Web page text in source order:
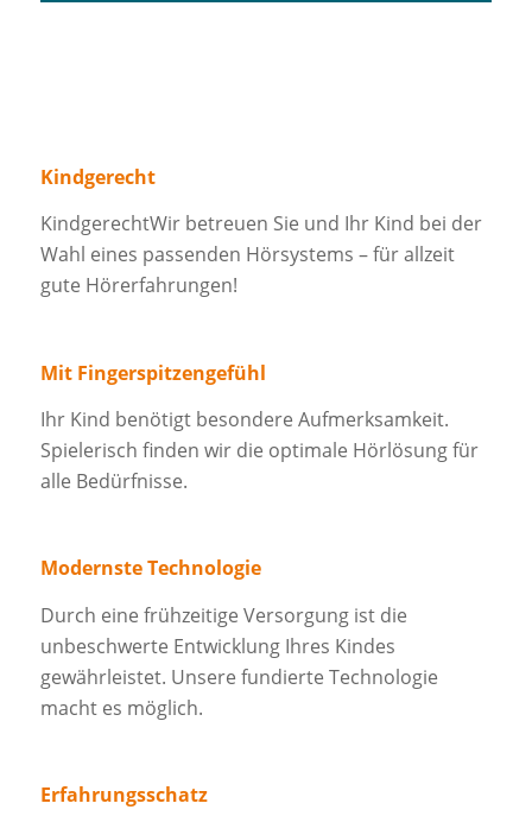
Kindgerecht
KindgerechtWir betreuen Sie und Ihr Kind bei der
Wahl eines passenden Hörsystems – für allzeit
gute Hörerfahrungen!
Mit Fingerspitzengefühl
Ihr Kind benötigt besondere Aufmerksamkeit.
Spielerisch finden wir die optimale Hörlösung für
alle Bedürfnisse.
Modernste Technologie
Durch eine frühzeitige Versorgung ist die
unbeschwerte Entwicklung Ihres Kindes
gewährleistet. Unsere fundierte Technologie
macht es möglich.
Erfahrungsschatz